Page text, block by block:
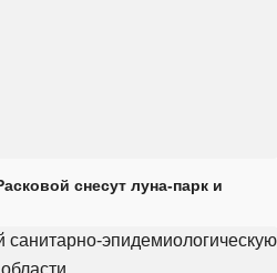
снесут луна-парк и